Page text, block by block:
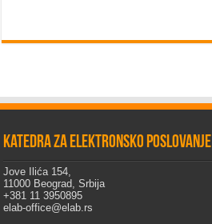
Katedra za elektronsko poslovanje
Jove Ilića 154,
11000 Beograd, Srbija
+381 11 3950895
elab-office@elab.rs